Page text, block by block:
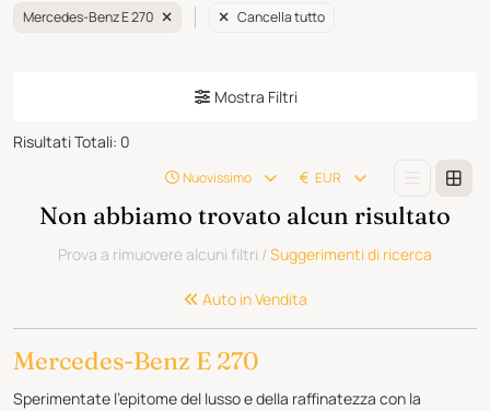
Mercedes-Benz E 270 Cancella tutto
Mostra Filtri
Risultati Totali: 0
Nuovissimo EUR
Non abbiamo trovato alcun risultato
Prova a rimuovere alcuni filtri /Suggerimenti di ricerca
Auto in Vendita
Mercedes-Benz E 270
Sperimentate l'epitome del lusso e della raffinatezza con la